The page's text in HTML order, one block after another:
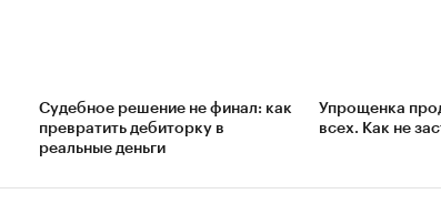
Судебное решение не финал: как
превратить дебиторку в
реальные деньги
Упрощенка
всех. Как не